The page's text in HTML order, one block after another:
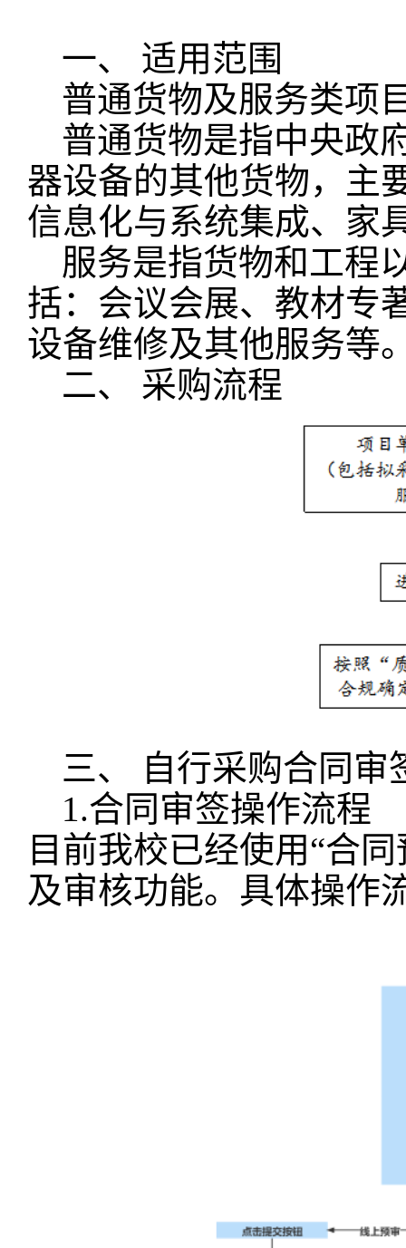
一、 适用范围
普通货物及服务类项
普通货物是指中央政
器设备的其他货物，主
信息化与系统集成、家
服务是指货物和工程
括：会议会展、教材专
设备维修及其他服务等
二、 采购流程
三、 自行采购合同 审
1.合同 审签操作流程
目前我校已经使用“合同
及审核功能。 具体操作